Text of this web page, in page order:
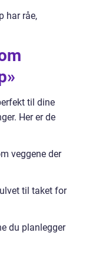
har råe,
til dine
Her er de
veggene der
til taket for
du planlegger